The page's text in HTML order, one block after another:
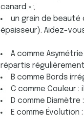
canard » ;
un grain de beauté
épaisseur). Aidez-
A comme
répartis
B comme Bords
C comme Couleur
D comme
E comme